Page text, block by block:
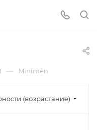
— Minimen
(возрастание)